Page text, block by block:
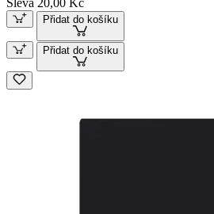
Sleva 20,00 Kč
Přidat do košíku
Přidat do košíku